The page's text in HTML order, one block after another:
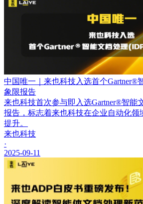
中国唯一｜来也科技入选首个Gartner®
象限报告
来也科技首次参与即入选Gartner®智能
报告，标志着来也科技在企业自动化领
提升。
来也科技
·
2025-09-11